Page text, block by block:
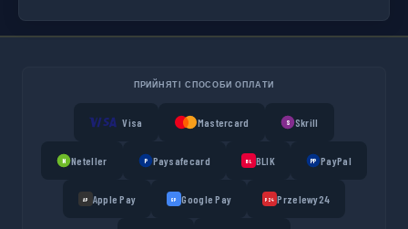
ПРИЙНЯТІ СПОСОБИ ОПЛАТИ
Visa Mastercard S Skrill
N Neteller P Paysafecard BL BLIK PP PayPal
AP Apple Pay GP Google Pay P24 Przelewy24